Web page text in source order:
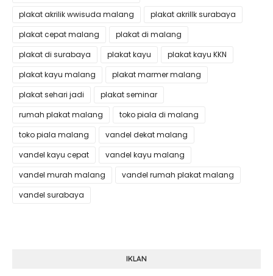
plakat akrilik wwisuda malang
plakat akrillk surabaya
plakat cepat malang
plakat di malang
plakat di surabaya
plakat kayu
plakat kayu KKN
plakat kayu malang
plakat marmer malang
plakat sehari jadi
plakat seminar
rumah plakat malang
toko piala di malang
toko piala malang
vandel dekat malang
vandel kayu cepat
vandel kayu malang
vandel murah malang
vandel rumah plakat malang
vandel surabaya
IKLAN